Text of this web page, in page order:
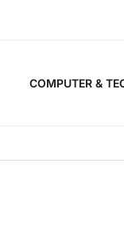
COMPUTER &